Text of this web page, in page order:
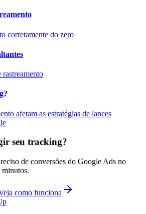
corretamente do zero
afetam as estratégias de lances
seu tracking?
de conversões do Google Ads no
minutos.
como funciona